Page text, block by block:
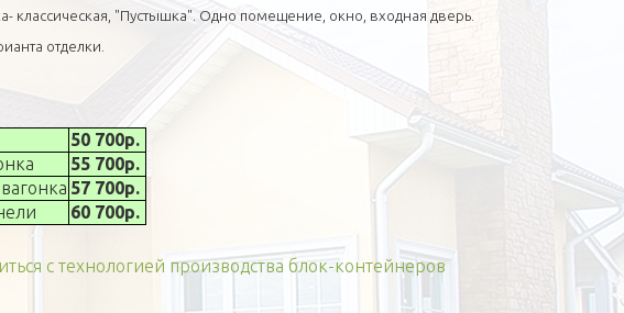
классическая, "Пустышка". Одно помещение, окно, входная дверь.
отделки.
50 700р.
55 700р.
57 700р.
60 700р.
с технологией производства блок-контейнеров